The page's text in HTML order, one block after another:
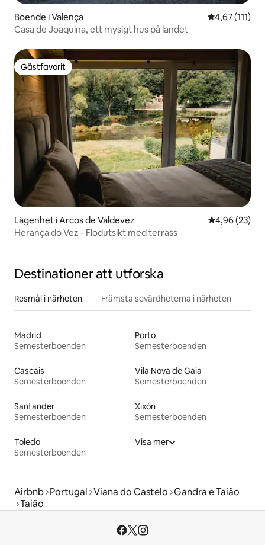
Boende i Valença 4,67 av 5 i
4,67 (111)
Casa de Joaquina, ett mysigt hus på landet
Gästfavorit
Gästfavorit
Lägenhet i Arcos de Valdevez 4,96 av 5 i
4,96 (23)
Herança do Vez - Flodutsikt med terrass
Destinationer att utforska
Resmål i närheten Främsta sevärdheterna i närheten
Madrid
Semesterboenden
Porto
Semesterboenden
Cascais
Semesterboenden
Vila Nova de Gaia
Semesterboenden
Santander
Semesterboenden
Xixón
Semesterboenden
Toledo
Semesterboenden
Visa mer
Airbnb Portugal Viana do Castelo Gandra e Taião
Taião